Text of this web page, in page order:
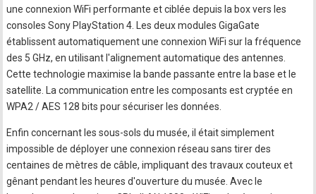
une connexion WiFi performante et ciblée depuis la box vers les
consoles Sony PlayStation 4. Les deux modules GigaGate
établissent automatiquement une connexion WiFi sur la fréquence
des 5 GHz, en utilisant l'alignement automatique des antennes.
Cette technologie maximise la bande passante entre la base et le
satellite. La communication entre les composants est cryptée en
WPA2 / AES 128 bits pour sécuriser les données.
Enfin concernant les sous-sols du musée, il était simplement
impossible de déployer une connexion réseau sans tirer des
centaines de mètres de câble, impliquant des travaux couteux et
gênant pendant les heures d'ouverture du musée. Avec le